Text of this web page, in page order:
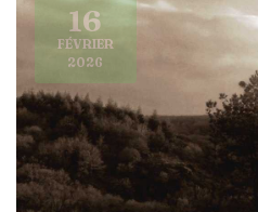
16
FÉVRIER
2026